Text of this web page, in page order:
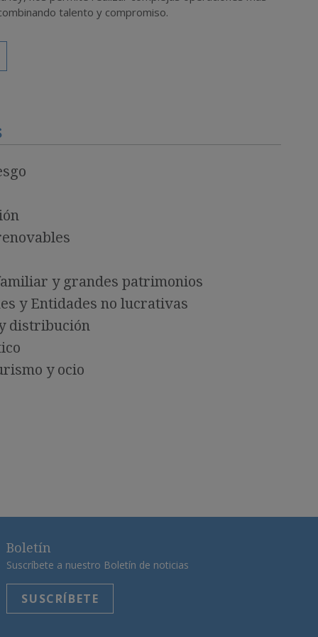
talento y compromiso.
y grandes patrimonios
y Entidades no lucrativas
distribución
y ocio
Boletín
Suscríbete a nuestro Boletín de noticias
SUSCRÍBETE